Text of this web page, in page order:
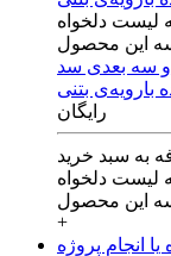
لیست دلخواه
این محصول
و‌ سه بعدی‌ سد
رایگان
به سبد خرید
لیست دلخواه
این محصول
+
انجام پروژه